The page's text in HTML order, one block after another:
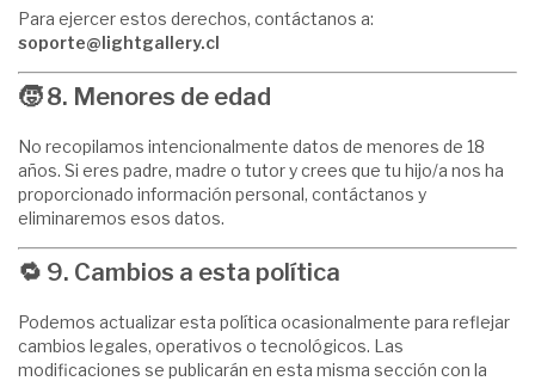
Para ejercer estos derechos, contáctanos a:
soporte@lightgallery.cl
🧒8. Menores de edad
No recopilamos intencionalmente datos de menores de 18
años. Si eres padre, madre o tutor y crees que tu hijo/a nos ha
proporcionado información personal, contáctanos y
eliminaremos esos datos.
🔁 9. Cambios a esta política
Podemos actualizar esta política ocasionalmente para reflejar
cambios legales, operativos o tecnológicos. Las
modificaciones se publicarán en esta misma sección con la